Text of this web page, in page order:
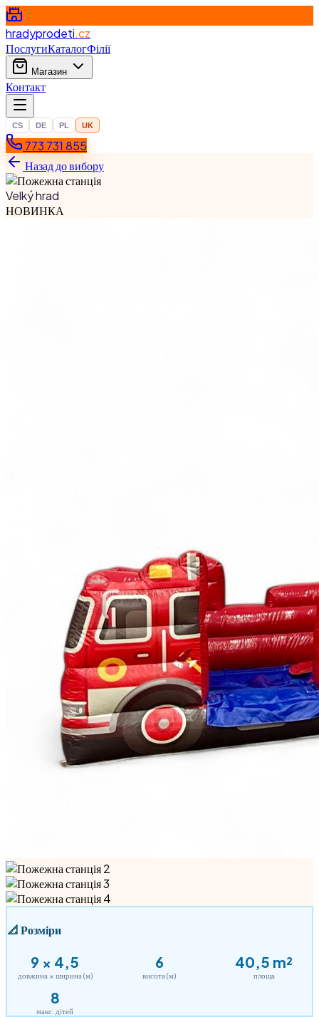
hradyprodeti.cz
ПослугиКаталогФілії
Магазин
Контакт
CS DE PL UK
773 731 855
Назад до вибору
Velký hrad
НОВИНКА
📐Розміри
9 × 4,5
довжина × ширина (м)
6
висота (м)
40,5 m²
площа
8
макс. дітей